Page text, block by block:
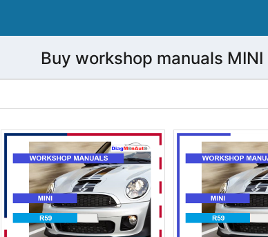
Buy workshop manuals MINI